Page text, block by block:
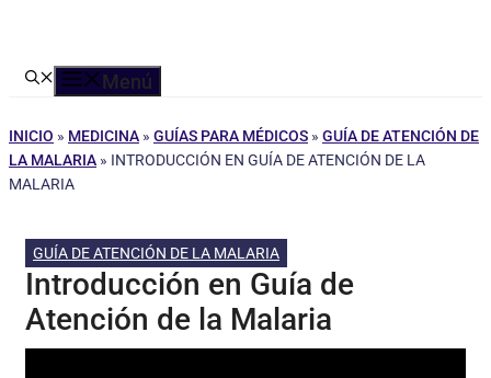
Menú
INICIO » MEDICINA » GUÍAS PARA MÉDICOS » GUÍA DE ATENCIÓN DE
LA MALARIA » INTRODUCCIÓN EN GUÍA DE ATENCIÓN DE LA
MALARIA
GUÍA DE ATENCIÓN DE LA MALARIA
Introducción en Guía de
Atención de la Malaria